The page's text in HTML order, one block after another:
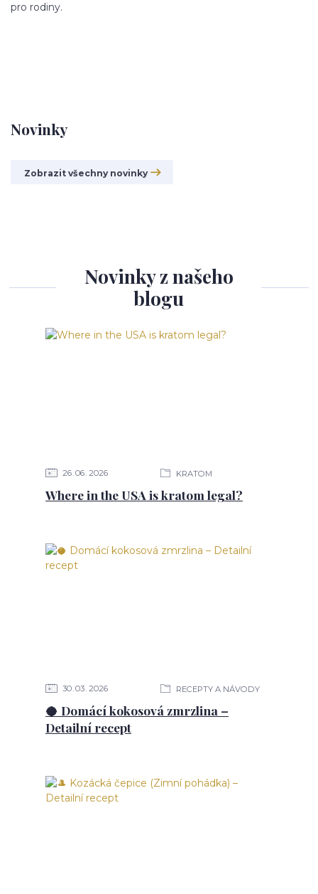
Novinky
Zobrazit všechny novinky
pro rodiny.
Novinky z našeho
blogu
26 06 2026 KRATOM
Where in the USA is kratom legal?
30 03 2026 RECEPTY A NÁVODY
🥥 Domácí kokosová zmrzlina –
Detailní recept